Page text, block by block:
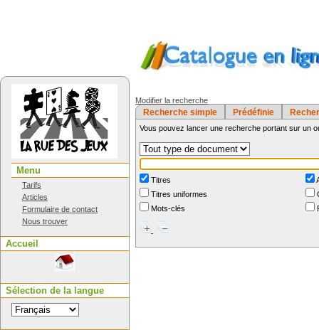
Modifier la recherche
Recherche simple Prédéfinie
Vous pouvez lancer une recherche portant sur un
Sélectionner un type de document
Titres
Titres uniformes
Mots-clés
Menu
Tarifs
Articles
Formulaire de contact
Nous trouver
Accueil
Sélection de la langue